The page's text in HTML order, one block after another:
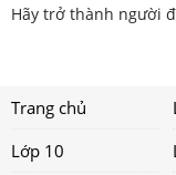
Hãy trở thành người
Trang chủ
Lớp 10